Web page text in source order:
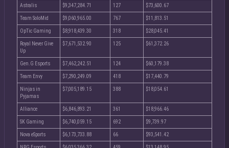
Astralis $9,347,284.71 127 $73,600.67
Team SoloMid $9,060,965.00 767 $11,813.51
OpTic Gaming $8,918,439.30 318 $28,045.41
Royal Never Give
Up
$7,671,532.90 125 $61,372.26
Gen.G Esports $7,462,242.51 124 $60,179.38
Team Envy $7,290,249.09 418 $17,440.79
Ninjas in
Pyjamas
$7,005,189.15 388 $18,054.61
Alliance $6,846,893.21 361 $18,966.46
SK Gaming $6,740,059.15 692 $9,739.97
Nova eSports $6,173,733.88 66 $93,541.42